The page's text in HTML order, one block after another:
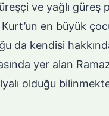
ve yağlı güreş
en büyük
da kendisi
yer alan
olduğu